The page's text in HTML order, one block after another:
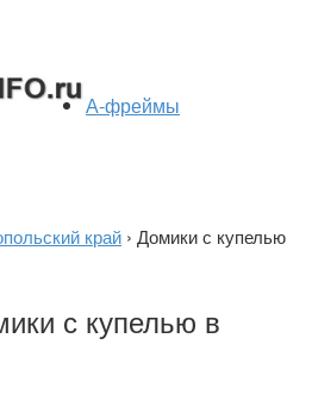
А-фреймы
край › Домики с купелью
с купелью в